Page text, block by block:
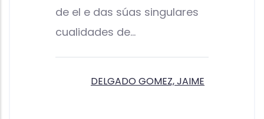
de el e das súas singulares
cualidades de…
DELGADO GOMEZ, JAIME